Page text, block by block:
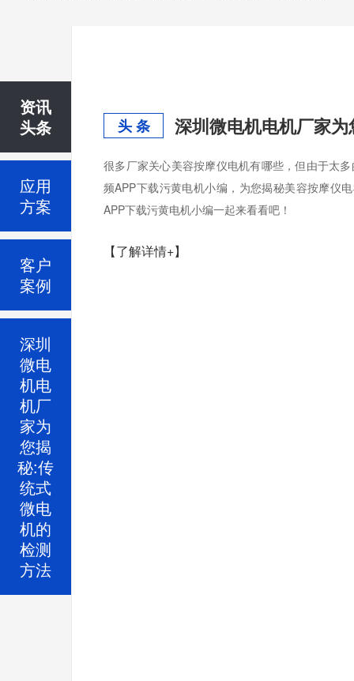
头 条 深圳微电机电机厂家
很多厂家关心美容按摩仪电机有哪些，但由于太
频APP下载污黄电机小编，为您揭秘美容按摩仪
APP下载污黄电机小编一起来看看吧！
【了解详情+】
资讯
头条
应用
方案
客户
案例
深圳
微电
机电
机厂
家为
您揭
秘:传
统式
微电
机的
检测
方法